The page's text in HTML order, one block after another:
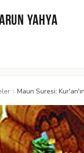
YAHYA
Maun Suresi: